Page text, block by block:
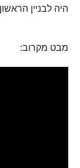
היה לבניין
מבט מקרוב: